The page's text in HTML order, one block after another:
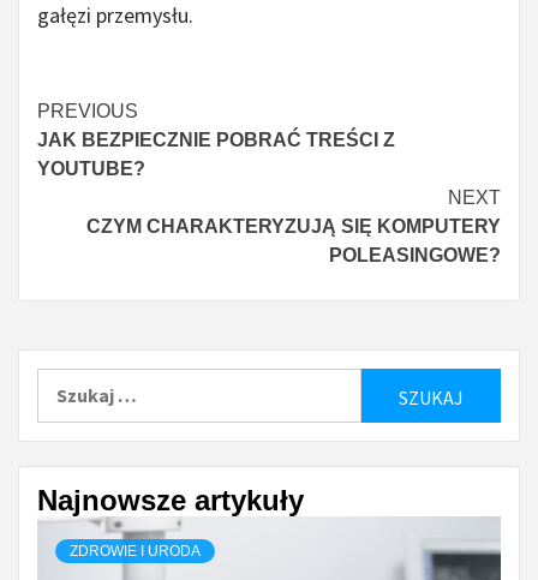
gałęzi przemysłu.
Continue
Reading
PREVIOUS
JAK BEZPIECZNIE POBRAĆ TREŚCI Z
YOUTUBE?
NEXT
CZYM CHARAKTERYZUJĄ SIĘ KOMPUTERY
POLEASINGOWE?
Najnowsze artykuły
ZDROWIE I URODA